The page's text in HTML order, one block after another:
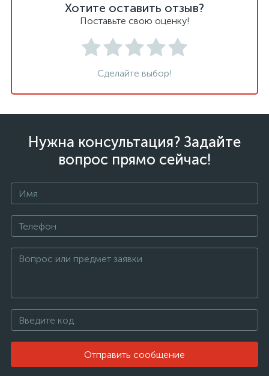
Хотите оставить отзыв?
Поставьте свою оценку!
Сделайте выбор!
Нужна консультация? Задайте
вопрос прямо сейчас!
Отправить сообщение